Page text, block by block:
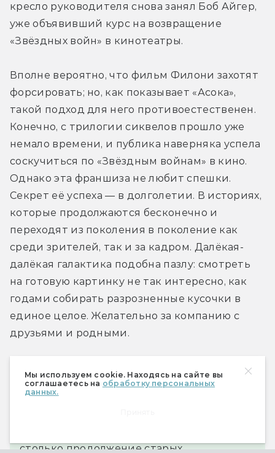
Мы используем cookie. Находясь на сайте вы
соглашаетесь на обработку персональных
данных.
кресло руководителя снова занял Боб Айгер,
уже объявивший курс на возвращение
«Звёздных войн» в кинотеатры.
Вполне вероятно, что фильм Филони захотят
форсировать; но, как показывает «Асока»,
такой подход для него противоестественен.
Конечно, с трилогии сиквелов прошло уже
немало времени, и публика наверняка успела
соскучиться по «Звёздным войнам» в кино.
Однако эта франшиза не любит спешки.
Секрет её успеха — в долголетии. В историях,
которые продолжаются бесконечно и
переходят из поколения в поколение как
среди зрителей, так и за кадром. Далёкая-
далёкая галактика подобна пазлу: смотреть
на готовую картинку не так интересно, как
годами собирать разрозненные кусочки в
единое целое. Желательно за компанию с
друзьями и родными.
«Асока» — сериал неторопливый, но
зрелищный и интригующий; пусть даже
столько продолжение старых